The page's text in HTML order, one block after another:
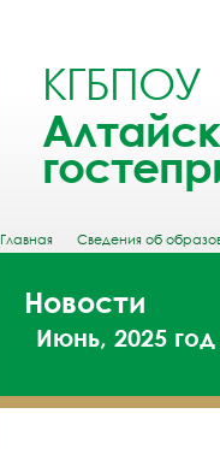
КГБПОУ
Главная Сведения об
Новости
Июнь, 2025 год